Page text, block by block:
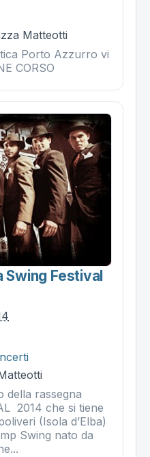
Matteotti
Porto Azzurro vi
CORSO
Swing Festival
della rassegna
2014 che si tiene
(Isola d’Elba)
Swing nato da